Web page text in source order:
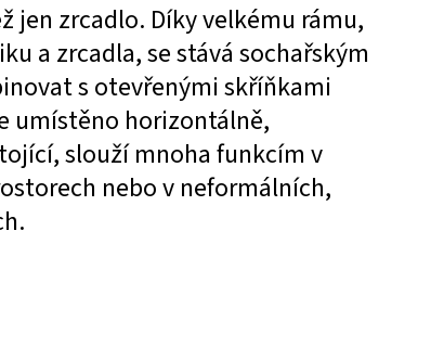
jen zrcadlo. Díky velkému rámu,
a zrcadla, se stává sochařským
s otevřenými skříňkami
umístěno horizontálně,
slouží mnoha funkcím v
nebo v neformálních,